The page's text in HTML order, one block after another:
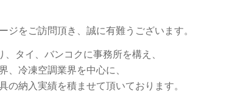
ジをご訪問頂き、誠に有難うございます。
、タイ、バンコクに事務所を構え、
、冷凍空調業界を中心に、
の納入実績を積ませて頂いております。